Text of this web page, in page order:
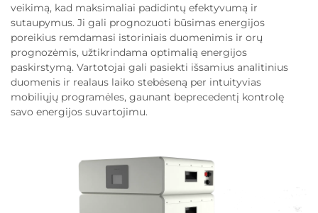
veikimą, kad maksimaliai padidintų efektyvumą ir
sutaupymus. Ji gali prognozuoti būsimas energijos
poreikius remdamasi istoriniais duomenimis ir orų
prognozėmis, užtikrindama optimalią energijos
paskirstymą. Vartotojai gali pasiekti išsamius analitinius
duomenis ir realaus laiko stebėseną per intuityvias
mobiliųjų programėles, gaunant beprecedentį kontrolę
savo energijos suvartojimu.